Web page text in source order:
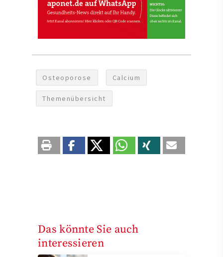
Osteoporose Calcium
Themenübersicht
Das könnte Sie auch
interessieren